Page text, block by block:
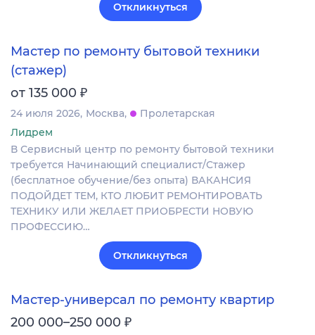
Откликнуться
Мастер по ремонту бытовой техники
(стажер)
от 135 000 ₽
24 июля 2026 Москва
Пролетарская
Лидрем
В Сервисный центр по ремонту бытовой техники
требуется Начинающий специалист/Стажер
(бесплатное обучение/без опыта) ВАКАНСИЯ
ПОДОЙДЕТ ТЕМ, КТО ЛЮБИТ РЕМОНТИРОВАТЬ
ТЕХНИКУ ИЛИ ЖЕЛАЕТ ПРИОБРЕСТИ НОВУЮ
ПРОФЕССИЮ…
Откликнуться
Мастер-универсал по ремонту квартир
200 000–250 000 ₽